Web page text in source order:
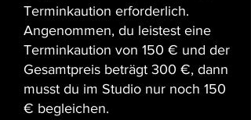
Terminkaution erforderlich.
Angenommen, du leistest eine
Terminkaution von 150 € und der
Gesamtpreis beträgt 300 €, dann
musst du im Studio nur noch 150
€ begleichen.